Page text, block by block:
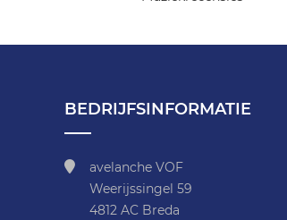
BEDRIJFSINFORMATIE
avelanche VOF
Weerijssingel 59
4812 AC Breda